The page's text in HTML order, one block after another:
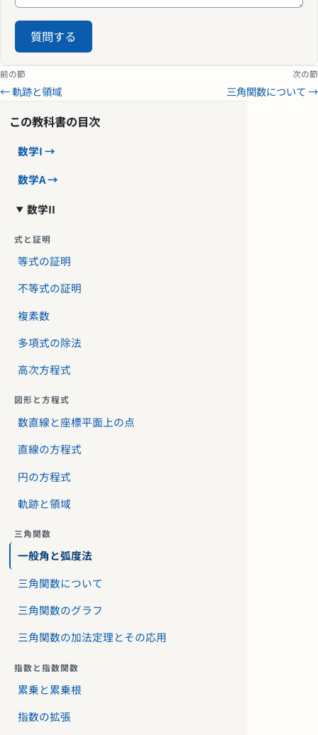
質問する
前の節
← 軌跡と領域
次の節
三角関数について →
この教科書の目次
数学I →
数学A →
数学II
式と証明
等式の証明
不等式の証明
複素数
多項式の除法
高次方程式
図形と方程式
数直線と座標平面上の点
直線の方程式
円の方程式
軌跡と領域
三角関数
一般角と弧度法
三角関数について
三角関数のグラフ
三角関数の加法定理とその応用
指数と指数関数
累乗と累乗根
指数の拡張